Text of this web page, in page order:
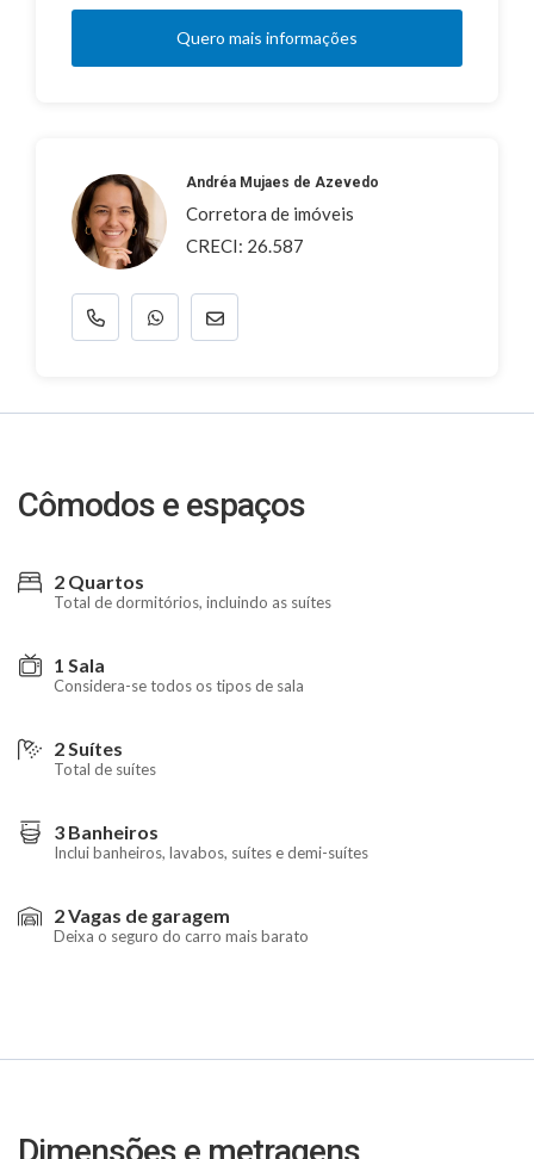
Quero mais informações
Andréa Mujaes de Azevedo
Corretora de imóveis
CRECI: 26.587
Cômodos e espaços
2 Quartos
Total de dormitórios, incluindo as suítes
1 Sala
Considera-se todos os tipos de sala
2 Suítes
Total de suítes
3 Banheiros
Inclui banheiros, lavabos, suítes e demi-suítes
2 Vagas de garagem
Deixa o seguro do carro mais barato
Dimensões e metragens